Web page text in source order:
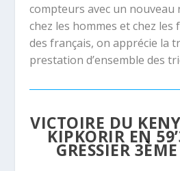
compteurs avec un nouveau
chez les hommes et chez les
des français, on apprécie la
prestation d’ensemble des
VICTOIRE DU
KIPKORIR EN
GRESSIER